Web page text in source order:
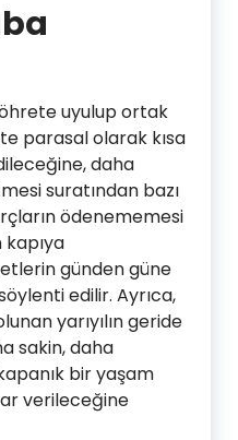
uyulup ortak
parasal olarak kısa
daha
suratından bazı
ödenememesi
kapıya
günden güne
edilir. Ayrıca,
yarıyılın geride
sakin, daha
bir yaşam
verileceğine